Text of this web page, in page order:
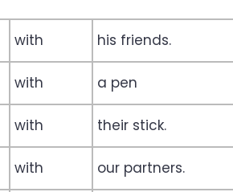
with his friends.
with a pen
with their stick.
with our partners.